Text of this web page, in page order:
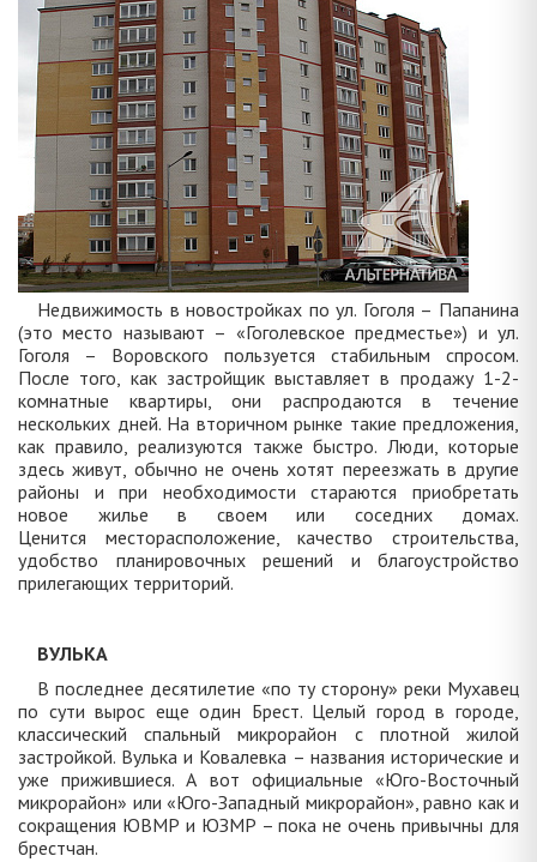
Недвижимость в новостройках по ул. Гоголя – Папанина
(это место называют – «Гоголевское предместье») и ул.
Гоголя – Воровского пользуется стабильным спросом.
После того, как застройщик выставляет в продажу 1-2-
комнатные квартиры, они распродаются в течение
нескольких дней. На вторичном рынке такие предложения,
как правило, реализуются также быстро. Люди, которые
здесь живут, обычно не очень хотят переезжать в другие
районы и при необходимости стараются приобретать
новое жилье в своем или соседних домах.
Ценится месторасположение, качество строительства,
удобство планировочных решений и благоустройство
прилегающих территорий.
ВУЛЬКА
В последнее десятилетие «по ту сторону» реки Мухавец
по сути вырос еще один Брест. Целый город в городе,
классический спальный микрорайон с плотной жилой
застройкой. Вулька и Ковалевка – названия исторические и
уже прижившиеся. А вот официальные «Юго-Восточный
микрорайон» или «Юго-Западный микрорайон», равно как и
сокращения ЮВМР и ЮЗМР – пока не очень привычны для
брестчан.